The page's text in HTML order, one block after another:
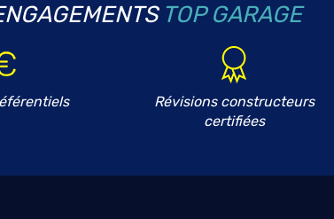
TOP GARAGE
Révisions constructeurs
certifiées